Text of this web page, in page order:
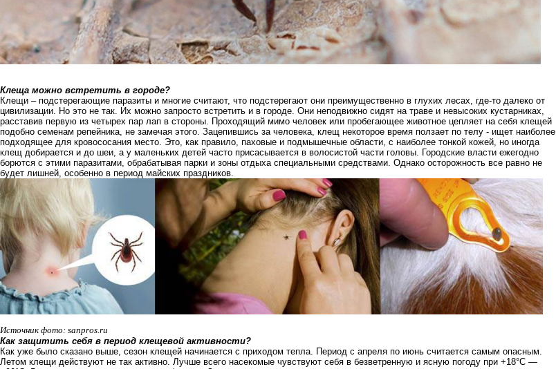
Клеща можно встретить в городе?
Клещи – подстерегающие паразиты и многие считают, что подстерегают они преимущественно в глухих лесах, где-то далеко от
цивилизации. Но это не так. Их можно запросто встретить и в городе. Они неподвижно сидят на траве и невысоких кустарниках,
расставив первую из четырех пар лап в стороны. Проходящий мимо человек или пробегающее животное цепляет на себя клещей
подобно семенам репейника, не замечая этого. Зацепившись за человека, клещ некоторое время ползает по телу - ищет наиболее
подходящее для кровососания место. Это, как правило, паховые и подмышечные области, с наиболее тонкой кожей, но иногда
клещ добирается и до шеи, а у маленьких детей часто присасывается в волосистой части головы. Городские власти ежегодно
борются с этими паразитами, обрабатывая парки и зоны отдыха специальными средствами. Однако осторожность все равно не
будет лишней, особенно в период майских праздников.
Источник фото: sanpros.ru
Как защитить себя в период клещевой активности?
Как уже было сказано выше, сезон клещей начинается с приходом тепла. Период с апреля по июнь считается самым опасным.
Летом клещи действуют не так активно. Лучше всего насекомые чувствуют себя в безветренную и ясную погоду при +18°C —